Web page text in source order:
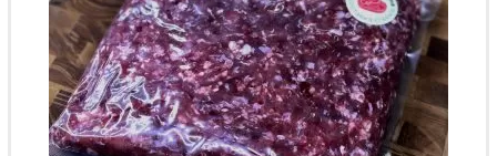
товару